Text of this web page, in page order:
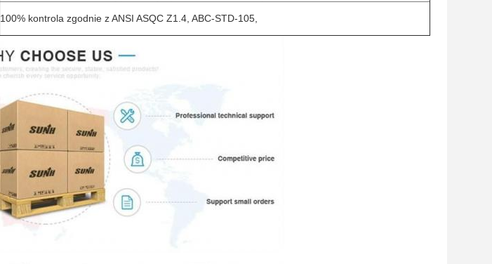
100% kontrola zgodnie z ANSI ASQC Z1.4, ABC-STD-105,